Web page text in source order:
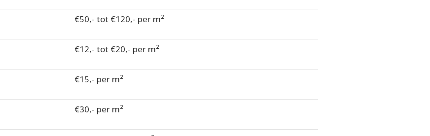
€50,- tot €120,- per m²
€12,- tot €20,- per m²
€15,- per m²
€30,- per m²